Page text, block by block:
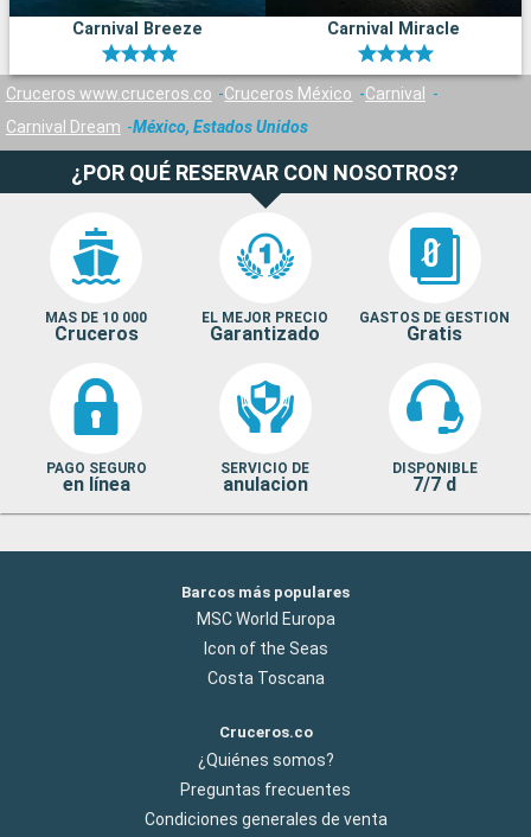
Carnival Breeze Carnival Miracle
Cruceros www.cruceros.co Cruceros México
Carnival
Carnival Dream
México, Estados Unidos
¿POR QUÉ RESERVAR CON NOSOTROS?
MAS DE 10 000
Cruceros
EL MEJOR PRECIO
Garantizado
GASTOS DE GESTION
Gratis
PAGO SEGURO
en línea
SERVICIO DE
anulacion
DISPONIBLE
7/7 d
Barcos más populares
MSC World Europa
Icon of the Seas
Costa Toscana
Cruceros.co
¿Quiénes somos?
Preguntas frecuentes
Condiciones generales de venta